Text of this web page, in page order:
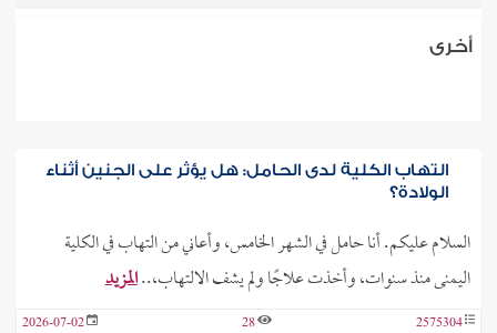
أخرى
التهاب الكلية لدى الحامل: هل يؤثر على الجنين أثناء
الولادة؟
السلام عليكم. أنا حامل في الشهر الخامس، وأعاني من التهاب في الكلية
اليمنى منذ سنوات، وأخذت علاجًا ولم يشف الالتهاب،..المزيد
2575304
28
2026-07-02